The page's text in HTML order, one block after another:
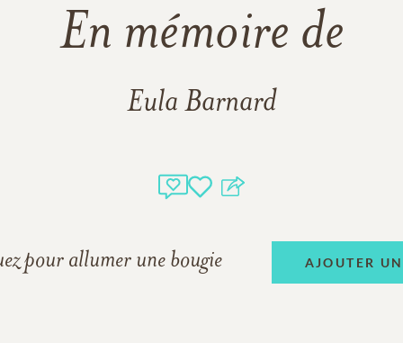
En mémoire de
Eula Barnard
pour allumer une bougie AJOUTER